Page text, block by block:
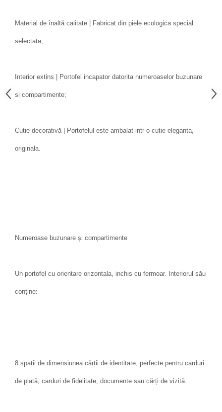
Material de înaltă calitate | Fabricat din piele ecologica special
selectata;
Interior extins | Portofel incapator datorita numeroaselor buzunare
si compartimente;
Cutie decorativă | Portofelul este ambalat intr-o cutie eleganta,
originala.
Numeroase buzunare și compartimente
Un portofel cu orientare orizontala, inchis cu fermoar. Interiorul său
conține:
8 spații de dimensiunea cărții de identitate, perfecte pentru carduri
de plată, carduri de fidelitate, documente sau cărți de vizită.